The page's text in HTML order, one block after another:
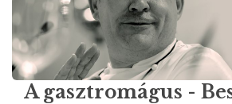
A gasztromágus -